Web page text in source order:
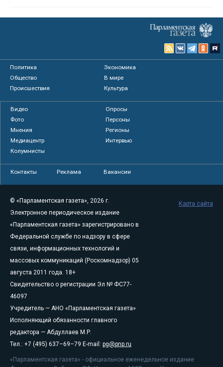
Политика
Экономика
Общество
В мире
Происшествия
Культура
Видео
Опросы
Фото
Персоны
Мнения
Регионы
Медиацентр
Интервью
Колумнисты
Контакты Реклама Вакансии
© «Парламентская газета», 2026 г.
Электронное периодическое издание
«Парламентская газета» зарегистрировано в
Федеральной службе по надзору в сфере
связи, информационных технологий и
массовых коммуникаций (Роскомнадзор) 05
августа 2011 года. 18+
Свидетельство о регистрации Эл № ФС77-
46097
Учредитель — АНО «Парламентская газета»
Исполняющий обязанности главного
редактора — Абдуллаев М.Р.
Тел.: +7 (495) 637–69–79 E-mail: pg@pnp.ru
«Парламентская газета» - официальное еженедельное издание
Карта сайта